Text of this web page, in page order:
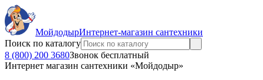
МойдодырИнтернет-магазин сантехники
Поиск по каталогу
8 (800) 200 3680Звонок бесплатный
Интернет магазин сантехники «Мойдодыр»